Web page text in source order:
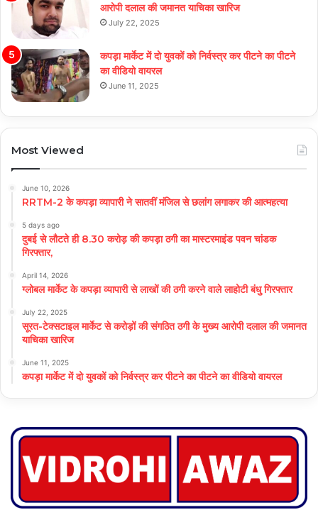
आरोपी दलाल की जमानत याचिका खारिज
July 22, 2025
कपड़ा मार्केट में दो युवकों को निर्वस्त्र कर पीटने का पीटने
का वीडियो वायरल
June 11, 2025
Most Viewed
June 10, 2026
RRTM-2 के कपड़ा व्यापारी ने सातवीं मंजिल से छलांग लगाकर की आत्महत्या
5 days ago
दुबई से लौटते ही 8.30 करोड़ की कपड़ा ठगी का मास्टरमाइंड पवन चांडक
गिरफ्तार,
April 14, 2026
ग्लोबल मार्केट के कपड़ा व्यापारी से लाखों की ठगी करने वाले लाहोटी बंधु गिरफ्तार
July 22, 2025
सूरत-टेक्सटाइल मार्केट से करोड़ों की संगठित ठगी के मुख्य आरोपी दलाल की जमानत
याचिका खारिज
June 11, 2025
कपड़ा मार्केट में दो युवकों को निर्वस्त्र कर पीटने का पीटने का वीडियो वायरल